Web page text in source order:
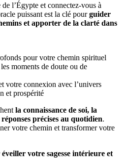
l’Égypte et connectez-vous à
puissant est la clé pourguider
et apporter de la clarté dans
pour votre chemin spirituel
moments de doute ou de
votre connexion avec l’univers
et prospérité
la connaissance de soi, la
précises au quotidien.
votre chemin et transformer votre
votre sagesse intérieure et